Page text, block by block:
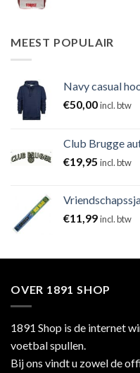
MEEST POPULAIR
Navy casual
€50,00incl. btw
Club Brugge
€19,95 incl. btw
€11,99incl. btw
OVER 1891 SHOP
1891 Shop is de internet
voetbal spullen.
Bij ons vindt u zowel de